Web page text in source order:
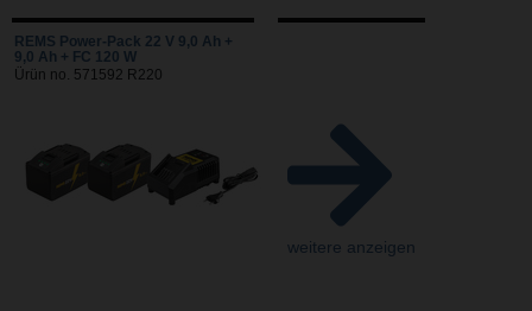
REMS Power-Pack 22 V 9,0 Ah +
9,0 Ah + FC 120 W
Ürün no. 571592 R220
weitere anzeigen